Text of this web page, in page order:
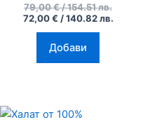
органични багрила
Evil Eye Protection,
бял с оранжева синя
шарка
79,00€/ 154.51 лв.
72,00€ / 140.82 лв.
Добави